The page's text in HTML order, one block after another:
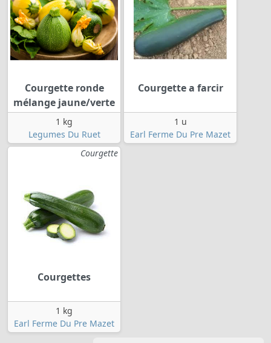
Courgette ronde
mélange jaune/verte
1 kg
Legumes Du Ruet
Courgette a farcir
1 u
Earl Ferme Du Pre Mazet
Courgette
Courgettes
1 kg
Earl Ferme Du Pre Mazet